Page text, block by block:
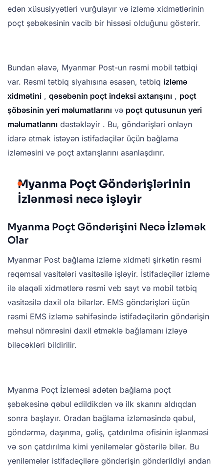
edən xüsusiyyətləri vurğulayır və izləmə xidmətlərinin
poçt şəbəkəsinin vacib bir hissəsi olduğunu göstərir.
Bundan əlavə, Myanmar Post-un rəsmi mobil tətbiqi
var. Rəsmi tətbiq siyahısına əsasən, tətbiq izləmə
xidmətini , qəsəbənin poçt indeksi axtarışını , poçt
şöbəsinin yeri məlumatlarını və poçt qutusunun yeri
məlumatlarını dəstəkləyir . Bu, göndərişləri onlayn
idarə etmək istəyən istifadəçilər üçün bağlama
izləməsini və poçt axtarışlarını asanlaşdırır.
Myanma Poçt Göndərişlərinin
İzlənməsi necə işləyir
Myanma Poçt Göndərişini Necə İzləmək
Olar
Myanmar Post bağlama izləmə xidməti şirkətin rəsmi
rəqəmsal vasitələri vasitəsilə işləyir. İstifadəçilər izləmə
ilə əlaqəli xidmətlərə rəsmi veb sayt və mobil tətbiq
vasitəsilə daxil ola bilərlər. EMS göndərişləri üçün
rəsmi EMS izləmə səhifəsində istifadəçilərin göndərişin
məhsul nömrəsini daxil etməklə bağlamanı izləyə
biləcəkləri bildirilir.
Myanma Poçt İzləməsi adətən bağlama poçt
şəbəkəsinə qəbul edildikdən və ilk skanını aldıqdan
sonra başlayır. Oradan bağlama izləməsində qəbul,
göndərmə, daşınma, gəliş, çatdırılma ofisinin işlənməsi
və son çatdırılma kimi yeniləmələr göstərilə bilər. Bu
yeniləmələr istifadəçilərə göndərişin göndərildiyi andan